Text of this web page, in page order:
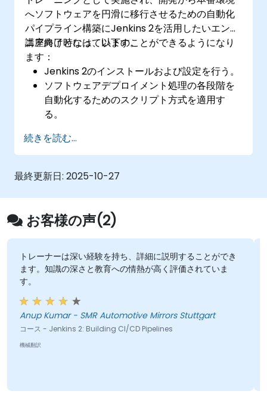
へソフトウェアを円滑に移行させるための自動化
パイプライン構築にJenkins 2を活用したいエンジ
ニア向けとなっています。
講座終了時には、以下のことができるようになり
ます：
Jenkins 2のインストールおよび設定を行う。
ソフトウェアデプロイメント処理の各段階を
自動化するためのスクリプト方式を適用す
る。
た際、自動的にアプリケーションのビルドが
実行されるようになる。
ソフトウェアのコンパイル・テスト・パッケ
る。
問題発生時には、通知やレポートに迅速に対
応可能になる。
Jenkinsの機能拡張用プラグインを追加で導入
する。
続きを読む...
最終更新日: 2025-10-27
お客様の声(2)
トレーナーは深い経験を持ち、詳細に説明することができ
ます。知識の深さと教育への情熱が高く評価されていま
す。
Anup Kumar - SMR Automotive Mirrors Stuttgart
コース - Jenkins 2: Building CI/CD Pipelines
機械翻訳